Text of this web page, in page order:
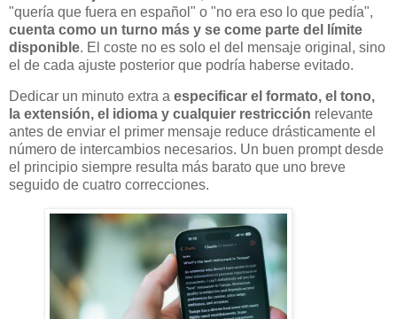
"quería que fuera en español" o "no era eso lo que pedía",
cuenta como un turno más y se come parte del límite
disponible. El coste no es solo el del mensaje original, sino
el de cada ajuste posterior que podría haberse evitado.
Dedicar un minuto extra a especificar el formato, el tono,
la extensión, el idioma y cualquier restricción relevante
antes de enviar el primer mensaje reduce drásticamente el
número de intercambios necesarios. Un buen prompt desde
el principio siempre resulta más barato que uno breve
seguido de cuatro correcciones.